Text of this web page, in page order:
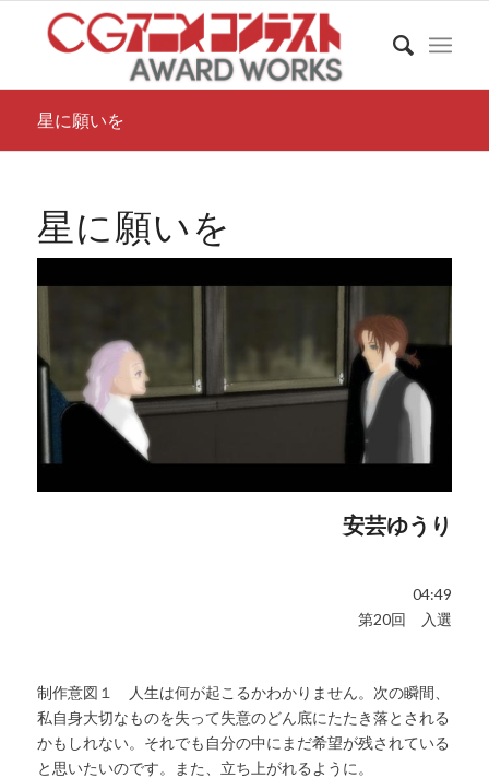
星に願いを
星に願いを
安芸ゆうり
04:49
第20回 入選
制作意図１ 人生は何が起こるかわかりません。次の瞬間、
私自身大切なものを失って失意のどん底にたたき落とされる
かもしれない。それでも自分の中にまだ希望が残されている
と思いたいのです。また、立ち上がれるように。